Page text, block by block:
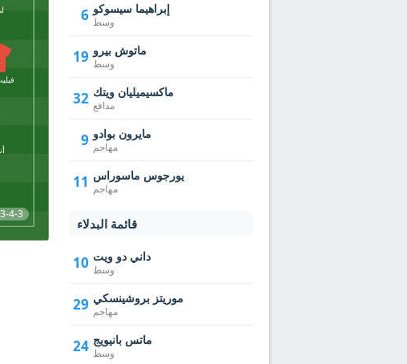
3-4-3
6 إبراهيما سيسوكو
وسط
19 ماتوش بيرو
وسط
32 ماكسيميليان ويتك
مدافع
9 مايرون بوادو
مهاجم
11 يورجوس ماسوراس
مهاجم
قائمة البدلاء
10 داني دو ويت
وسط
29 موريتز بروشينسكي
مهاجم
24 ماتس بانيويج
وسط